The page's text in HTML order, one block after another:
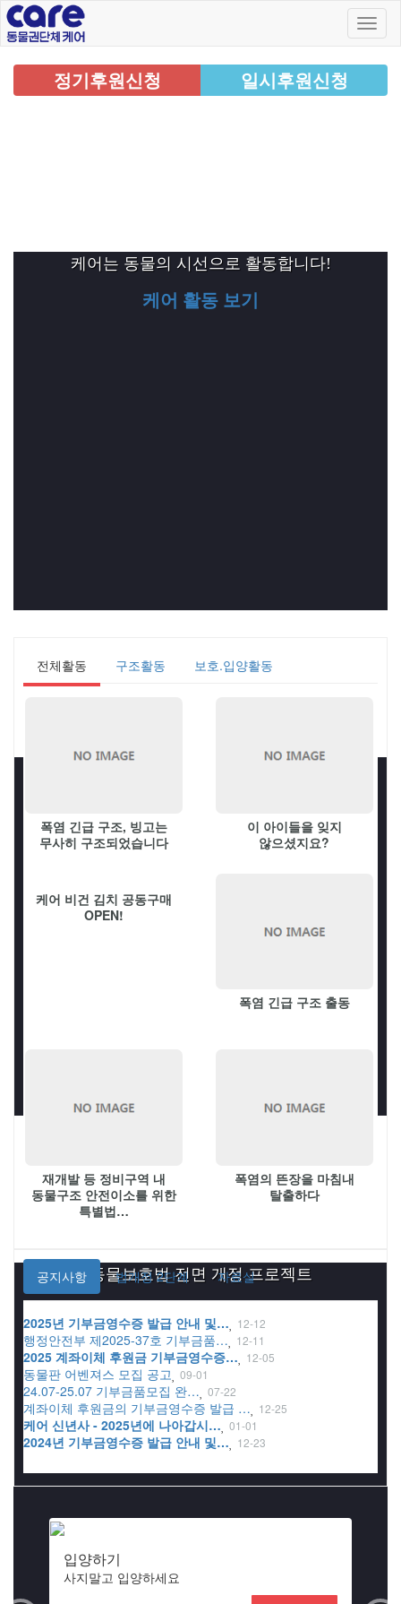
정기후원신청 일시후원신청
케어는 동물의 시선으로 활동합니다!
케어 활동 보기
동물보호법 전면 개정 프로젝트
전체활동 구조활동 보호.입양활동
폭염 긴급 구조, 빙고는
무사히 구조되었습니다
이 아이들을 잊지
않으셨지요?
케어 비건 김치 공동구매
OPEN!
폭염 긴급 구조 출동
재개발 등 정비구역 내
동물구조 안전이소를 위한
특별법…
폭염의 뜬장을 마침내
탈출하다
공지사항 법개정 2단계 자료실
2025년 기부금영수증 발급 안내 및… 12-12
행정안전부 제2025-37호 기부금품… 12-11
2025 계좌이체 후원금 기부금영수증… 12-05
동물판 어벤져스 모집 공고 09-01
24.07-25.07 기부금품모집 완… 07-22
계좌이체 후원금의 기부금영수증 발급 … 12-25
케어 신년사 - 2025년에 나아갑시… 01-01
2024년 기부금영수증 발급 안내 및… 12-23
입양하기
사지말고 입양하세요